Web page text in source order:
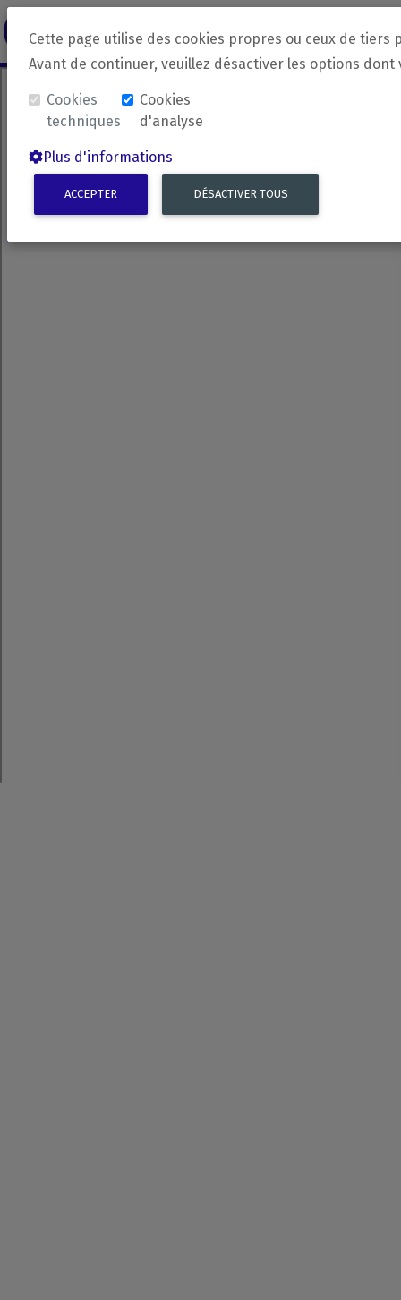
revirada Langue source Langue
Cette page utilise des cookies propres ou ceux de
Avant de continuer, veuillez désactiver les options dont
Cookies
techniques
Cookies
d'analyse
Plus d'informations
ACCEPTER DÉSACTIVER TOUS